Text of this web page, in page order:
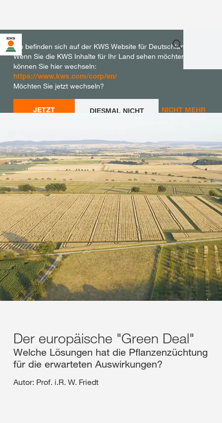
Sie befinden sich auf der KWS Website für Deutschland.
Wenn Sie die KWS Inhalte für Ihr Land sehen möchten,
können Sie hier wechseln:
https://www.kws.com/corp/en/
Möchten Sie jetzt wechseln?
JETZT
DIESMAL NICHT
NICHT MEHR
Der europäische "Green Deal"
Welche Lösungen hat die Pflanzenzüchtung
für die erwarteten Auswirkungen?
Autor: Prof. i.R. W. Friedt